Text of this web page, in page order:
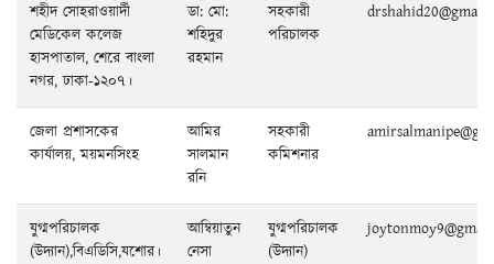
শহীদ সোহরাওয়ার্দী
মেডিকেল কলেজ
হাসপাতাল, শেরে বাংলা
নগর, ঢাকা-১২০৭।
ডা: মো:
শহিদুর
রহমান
সহকারী
পরিচালক
জেলা প্রশাসকের
কার্যালয়, ময়মনসিংহ
আমির
সালমান
রনি
সহকারী
কমিশনার
যুগ্মপরিচালক
(উদ্যান),বিএডিসি,যশোর।
আম্বিয়াতুন
নেসা
যুগ্মপরিচালক
(উদ্যান)